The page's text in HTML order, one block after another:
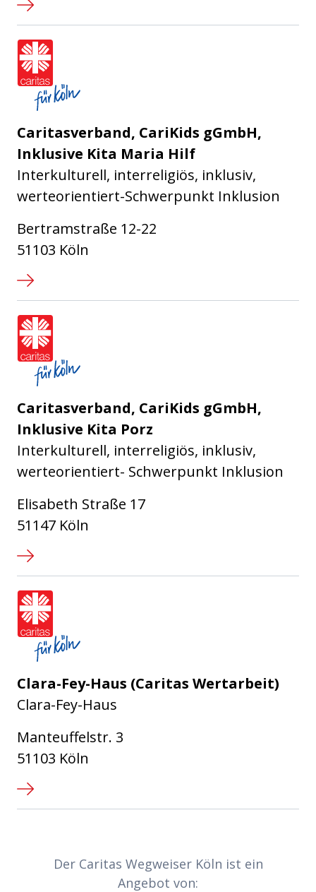
Caritasverband, CariKids gGmbH,
Inklusive Kita Maria Hilf
Interkulturell, interreligiös, inklusiv,
werteorientiert-Schwerpunkt Inklusion
Bertramstraße 12-22
51103 Köln
Caritasverband, CariKids gGmbH,
Inklusive Kita Porz
Interkulturell, interreligiös, inklusiv,
werteorientiert- Schwerpunkt Inklusion
Elisabeth Straße 17
51147 Köln
Clara-Fey-Haus (Caritas Wertarbeit)
Clara-Fey-Haus
Manteuffelstr. 3
51103 Köln
Partner-LinksDer Caritas Wegweiser Köln ist ein
Angebot von: